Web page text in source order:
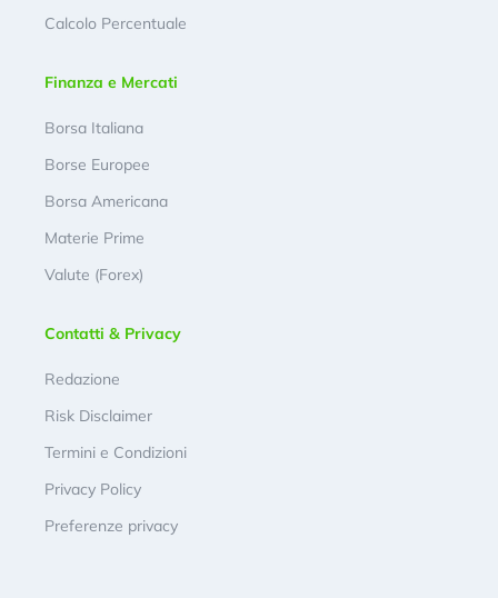
Calcolo Percentuale
Finanza e Mercati
Borsa Italiana
Borse Europee
Borsa Americana
Materie Prime
Valute (Forex)
Contatti & Privacy
Redazione
Risk Disclaimer
Termini e Condizioni
Privacy Policy
Preferenze privacy